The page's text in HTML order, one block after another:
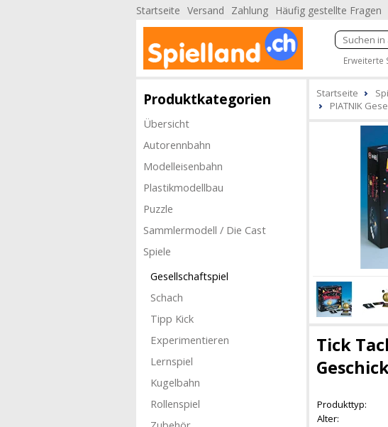
Startseite Versand Zahlung Häufig gestellte Fragen
Erweiterte
Produktkategorien
Übersicht
Autorennbahn
Modelleisenbahn
Plastikmodellbau
Puzzle
Sammlermodell / Die Cast
Spiele
Gesellschaftspiel
Schach
Tipp Kick
Experimentieren
Lernspiel
Kugelbahn
Rollenspiel
Startseite
PIATNIK
Tick
Produkttyp:
Alter: